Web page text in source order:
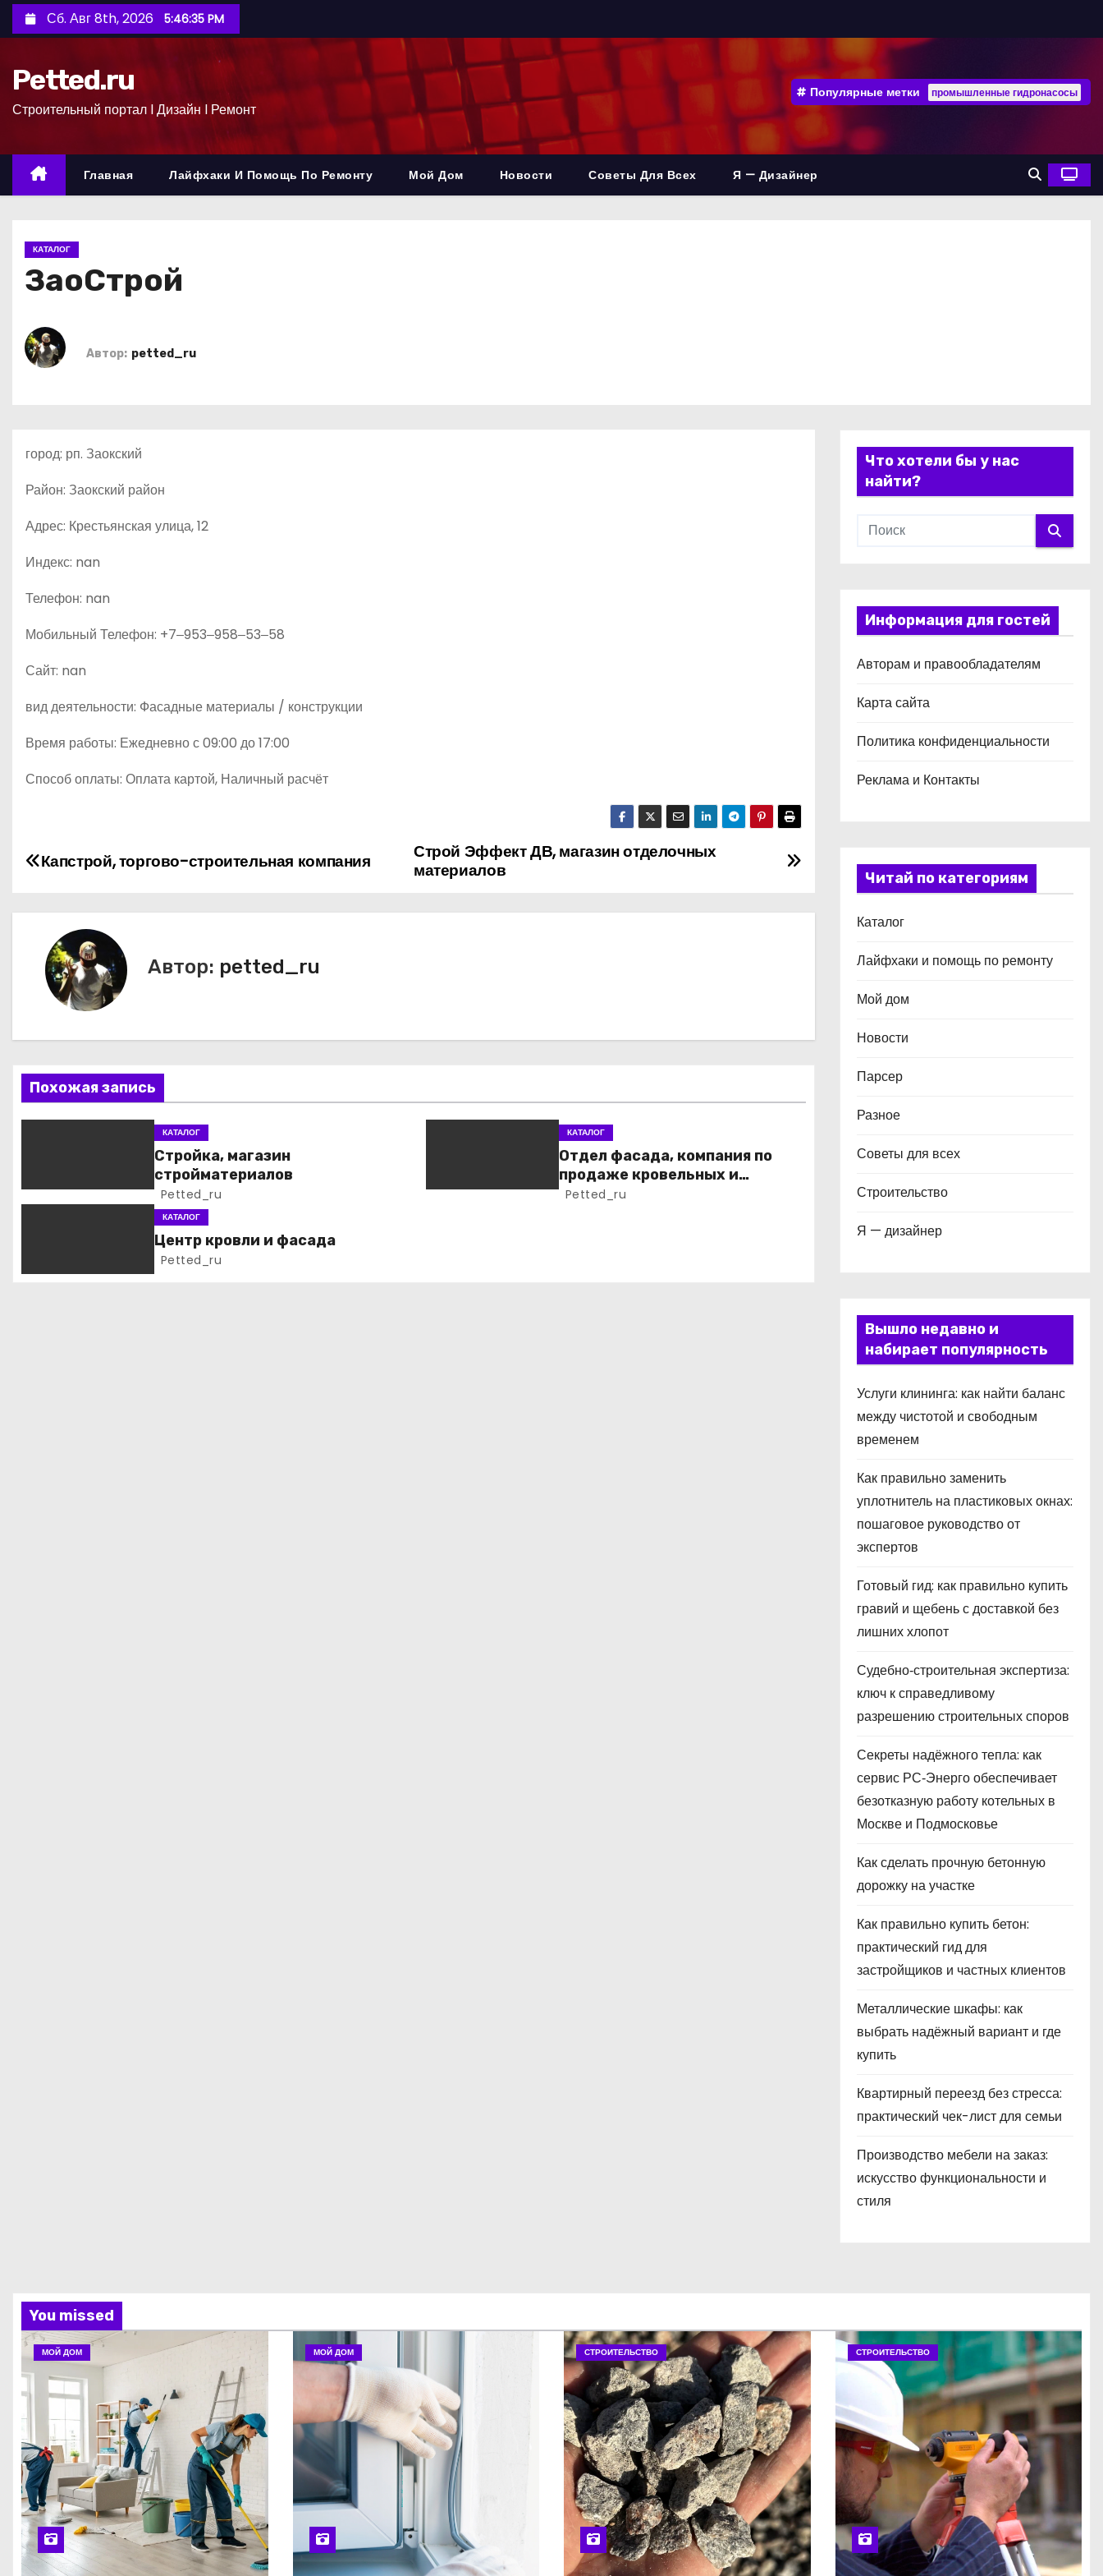
е
с
Сб. Авг 8th, 2026 5:46:36 PM
Petted.ru
Строительный портал l Дизайн l Ремонт
Популярные метки промышленные гидронасосы
Главная Лайфхаки И Помощь По Ремонту Мой Дом Новости Советы Для Всех Я — Дизайнер
КАТАЛОГ
ЗаоСтрой
Автор: petted_ru
город: рп. Заокский
Район: Заокский район
Адрес: Крестьянская улица, 12
Индекс: nan
Телефон: nan
Мобильный Телефон: +7‒953‒958‒53‒58
Сайт: nan
вид деятельности: Фасадные материалы / конструкции
Время работы: Ежедневно с 09:00 до 17:00
Способ оплаты: Оплата картой, Наличный расчёт
Н
ц
и
о
а
Строй Эффект ДВ, магазин отделочных
материалов
Капстрой, торгово-строительная компания
Автор: petted_ru
Похожая запись
КАТАЛОГ
Стройка, магазин
стройматериалов
Petted_ru
КАТАЛОГ
Отдел фасада, компания по
продаже кровельных и
фасадных материалов
Petted_ru
КАТАЛОГ
Центр кровли и фасада
Petted_ru
Что хотели бы у нас
найти?
Информация для гостей
Авторам и правообладателям
Карта сайта
Политика конфиденциальности
Реклама и Контакты
Читай по категориям
Каталог
Лайфхаки и помощь по ремонту
Мой дом
Новости
Парсер
Разное
Советы для всех
Строительство
Я — дизайнер
Вышло недавно и
набирает популярность
Услуги клининга: как найти баланс
между чистотой и свободным
временем
Как правильно заменить
уплотнитель на пластиковых окнах:
пошаговое руководство от
экспертов
Готовый гид: как правильно купить
гравий и щебень с доставкой без
лишних хлопот
Судебно‑строительная экспертиза:
ключ к справедливому
разрешению строительных споров
Секреты надёжного тепла: как
сервис РС‑Энерго обеспечивает
безотказную работу котельных в
Москве и Подмосковье
Как сделать прочную бетонную
дорожку на участке
Как правильно купить бетон:
практический гид для
застройщиков и частных клиентов
Металлические шкафы: как
выбрать надёжный вариант и где
купить
Квартирный переезд без стресса:
практический чек-лист для семьи
Производство мебели на заказ:
искусство функциональности и
стиля
You missed
МОЙ ДОМ МОЙ ДОМ СТРОИТЕЛЬСТВО СТРОИТЕЛЬСТВО